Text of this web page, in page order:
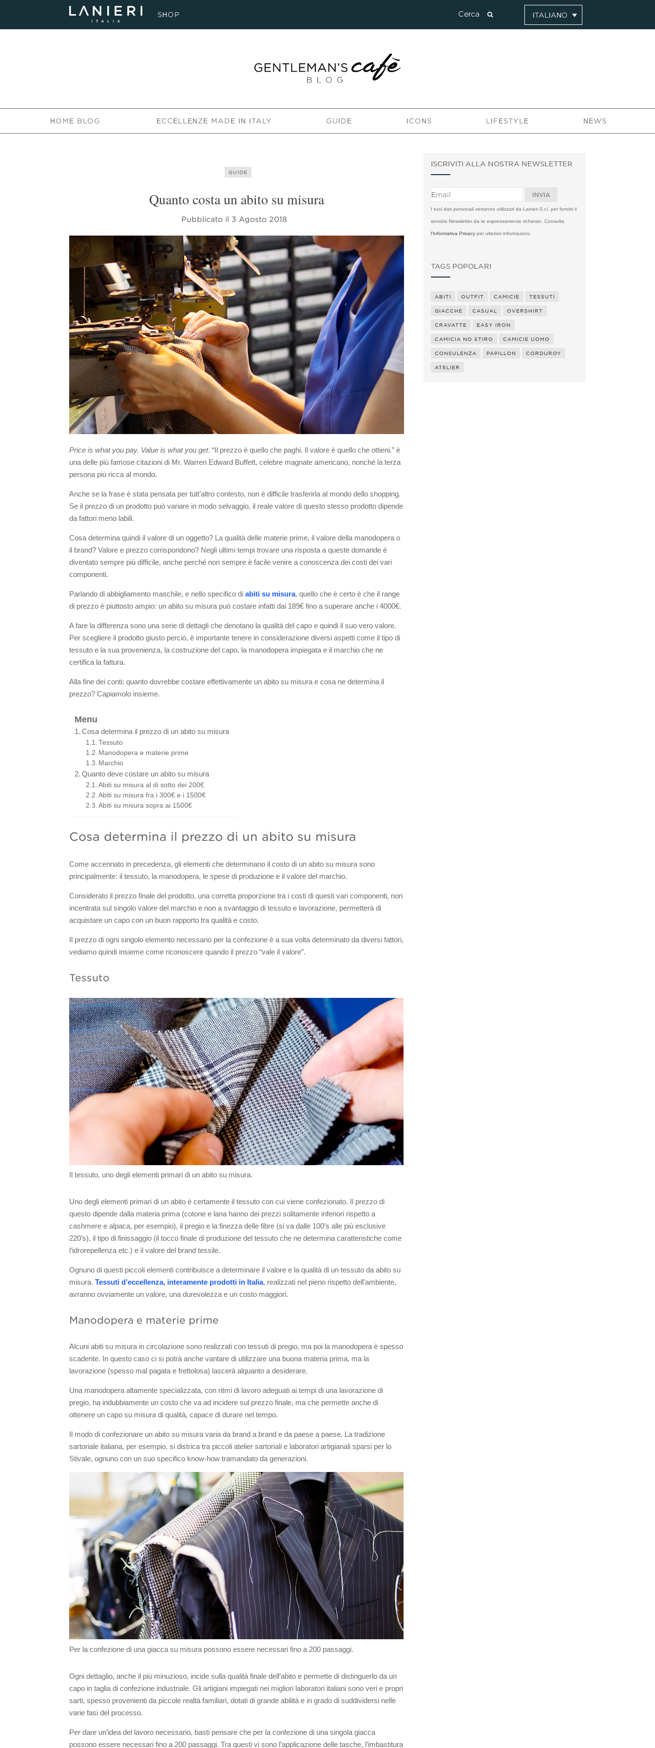
SHOP ITALIANO
HOME BLOG ECCELLENZE MADE IN ITALY GUIDE ICONS LIFESTYLE NEWS
GUIDE
Quanto costa un abito su misura
Pubblicato il 3 Agosto 2018
Price is what you pay. Value is what you get. “Il prezzo è quello che paghi. Il valore è quello che ottieni.” è
una delle più famose citazioni di Mr. Warren Edward Buffett, celebre magnate americano, nonché la terza
persona più ricca al mondo.
Anche se la frase è stata pensata per tutt’altro contesto, non è difficile trasferirla al mondo dello shopping.
Se il prezzo di un prodotto può variare in modo selvaggio, il reale valore di questo stesso prodotto dipende
da fattori meno labili.
Cosa determina quindi il valore di un oggetto? La qualità delle materie prime, il valore della manodopera o
il brand? Valore e prezzo corrispondono? Negli ultimi tempi trovare una risposta a queste domande è
diventato sempre più difficile, anche perché non sempre è facile venire a conoscenza dei costi dei vari
componenti.
Parlando di abbigliamento maschile, e nello specifico di abiti su misura, quello che è certo è che il range
di prezzo è piuttosto ampio: un abito su misura può costare infatti dai 189€ fino a superare anche i 4000€.
A fare la differenza sono una serie di dettagli che denotano la qualità del capo e quindi il suo vero valore.
Per scegliere il prodotto giusto perciò, è importante tenere in considerazione diversi aspetti come il tipo di
tessuto e la sua provenienza, la costruzione del capo, la manodopera impiegata e il marchio che ne
certifica la fattura.
Alla fine dei conti: quanto dovrebbe costare effettivamente un abito su misura e cosa ne determina il
prezzo? Capiamolo insieme.
Menu
Cosa determina il prezzo di un abito su misura
Tessuto
Manodopera e materie prime
Marchio
Quanto deve costare un abito su misura
Abiti su misura al di sotto dei 200€
Abiti su misura fra i 300€ e i 1500€
Abiti su misura sopra ai 1500€
Cosa determina il prezzo di un abito su misura
Come accennato in precedenza, gli elementi che determinano il costo di un abito su misura sono
principalmente: il tessuto, la manodopera, le spese di produzione e il valore del marchio.
Considerato il prezzo finale del prodotto, una corretta proporzione tra i costi di questi vari componenti, non
incentrata sul singolo valore del marchio e non a svantaggio di tessuto e lavorazione, permetterà di
acquistare un capo con un buon rapporto tra qualità e costo.
Il prezzo di ogni singolo elemento necessario per la confezione è a sua volta determinato da diversi fattori,
vediamo quindi insieme come riconoscere quando il prezzo “vale il valore”.
Tessuto
Il tessuto, uno degli elementi primari di un abito su misura.
Uno degli elementi primari di un abito è certamente il tessuto con cui viene confezionato. Il prezzo di
questo dipende dalla materia prima (cotone e lana hanno dei prezzi solitamente inferiori rispetto a
cashmere e alpaca, per esempio), il pregio e la finezza delle fibre (si va dalle 100’s alle più esclusive
220’s), il tipo di finissaggio (il tocco finale di produzione del tessuto che ne determina caratteristiche come
l’idrorepellenza etc.) e il valore del brand tessile.
Ognuno di questi piccoli elementi contribuisce a determinare il valore e la qualità di un tessuto da abito su
misura. Tessuti d’eccellenza, interamente prodotti in Italia, realizzati nel pieno rispetto dell’ambiente,
avranno ovviamente un valore, una durevolezza e un costo maggiori.
Manodopera e materie prime
Alcuni abiti su misura in circolazione sono realizzati con tessuti di pregio, ma poi la manodopera è spesso
scadente. In questo caso ci si potrà anche vantare di utilizzare una buona materia prima, ma la
lavorazione (spesso mal pagata e frettolosa) lascerà alquanto a desiderare.
Una manodopera altamente specializzata, con ritmi di lavoro adeguati ai tempi di una lavorazione di
pregio, ha indubbiamente un costo che va ad incidere sul prezzo finale, ma che permette anche di
ottenere un capo su misura di qualità, capace di durare nel tempo.
Il modo di confezionare un abito su misura varia da brand a brand e da paese a paese. La tradizione
sartoriale italiana, per esempio, si districa tra piccoli atelier sartoriali e laboratori artigianali sparsi per lo
Stivale, ognuno con un suo specifico know-how tramandato da generazioni.
Per la confezione di una giacca su misura possono essere necessari fino a 200 passaggi.
Ogni dettaglio, anche il più minuzioso, incide sulla qualità finale dell’abito e permette di distinguerlo da un
capo in taglia di confezione industriale. Gli artigiani impiegati nei migliori laboratori italiani sono veri e propri
sarti, spesso provenienti da piccole realtà familiari, dotati di grande abilità e in grado di suddividersi nelle
varie fasi del processo.
Per dare un’idea del lavoro necessario, basti pensare che per la confezione di una singola giacca
possono essere necessari fino a 200 passaggi. Tra questi vi sono l’applicazione delle tasche, l’imbastitura
ISCRIVITI ALLA NOSTRA NEWSLETTER
I tuoi dati personali verranno utilizzati da Lanieri S.r.l. per fornirti il
servizio Newsletter da te espressamente richiesto. Consulta
l'Informativa Privacyper ulteriori informazioni.
TAGS POPOLARI
ABITI OUTFIT CAMICIE TESSUTI
GIACCHE CASUAL OVERSHIRT
CRAVATTE EASY IRON
CAMICIA NO STIRO CAMICIE UOMO
CONSULENZA PAPILLON CORDUROY
ATELIER